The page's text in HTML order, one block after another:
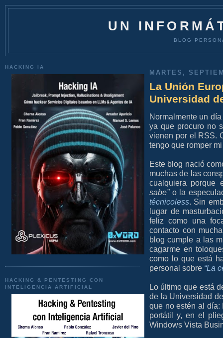
UN
BLOG
HACKING IA
HACKING & PENTESTING CON
INTELIGENCIA ARTIFICIAL
MARTES,
La Unión
Universidad
Normalmente un
ya que procuro no
vienen por el RSS.
tengo que romper
Este blog nació
muchas de las
cualquiera porque
sabe”o la
técnicoless. Sin
lugar de
feliz como una
contacto con
blog cumple a las
cagarme en
como lo que está
personal sobre “La
Lo último que está
de la Universidad
que no estén al día:
portátil y, en el
Windows Vista